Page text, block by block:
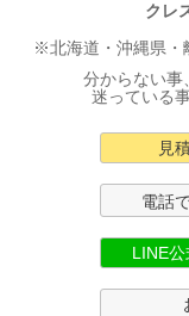
クレ
※北海道・沖縄県・
分からない事
迷っている
見
電話
LINE